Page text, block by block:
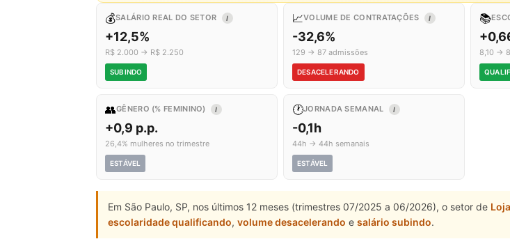
💰SALÁRIO REAL DO SETOR I
+12,5%
R$ 2.000 → R$ 2.250
SUBINDO
📈VOLUME DE CONTRATAÇÕES I
-32,6%
129 → 87 admissões
DESACELERANDO
📚
8,10 →
👥GÊNERO (% FEMININO) I
+0,9 p.p.
26,4% mulheres no trimestre
ESTÁVEL
🕐JORNADA SEMANAL I
-0,1h
44h → 44h semanais
ESTÁVEL
Em São Paulo, SP, nos últimos 12 meses (trimestres 07/2025 a 06/2026), o setor de
escolaridade qualificando, volume desacelerando e salário subindo.